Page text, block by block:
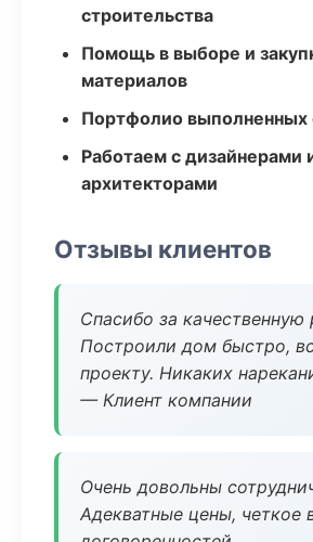
строительства
Помощь в выборе и
материалов
Портфолио выполненных
Работаем с дизайнерами
архитекторами
Отзывы клиентов
Спасибо за качественную
Построили дом быстро,
проекту. Никаких
— Клиент компании
Очень довольны
Адекватные цены, четкое